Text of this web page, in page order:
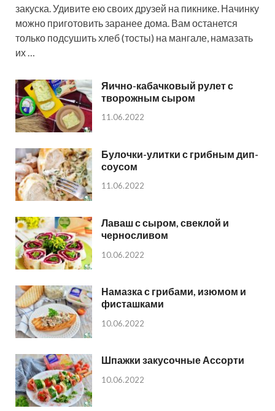
закуска. Удивите ею своих друзей на пикнике. Начинку
можно приготовить заранее дома. Вам останется
только подсушить хлеб (тосты) на мангале, намазать
их …
Яично-кабачковый рулет с
творожным сыром
11.06.2022
Булочки-улитки с грибным дип-
соусом
11.06.2022
Лаваш с сыром, свеклой и
черносливом
10.06.2022
Намазка с грибами, изюмом и
фисташками
10.06.2022
Шпажки закусочные Ассорти
10.06.2022